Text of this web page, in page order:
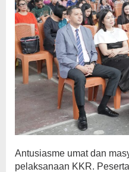
Antusiasme umat dan
pelaksanaan KKR.